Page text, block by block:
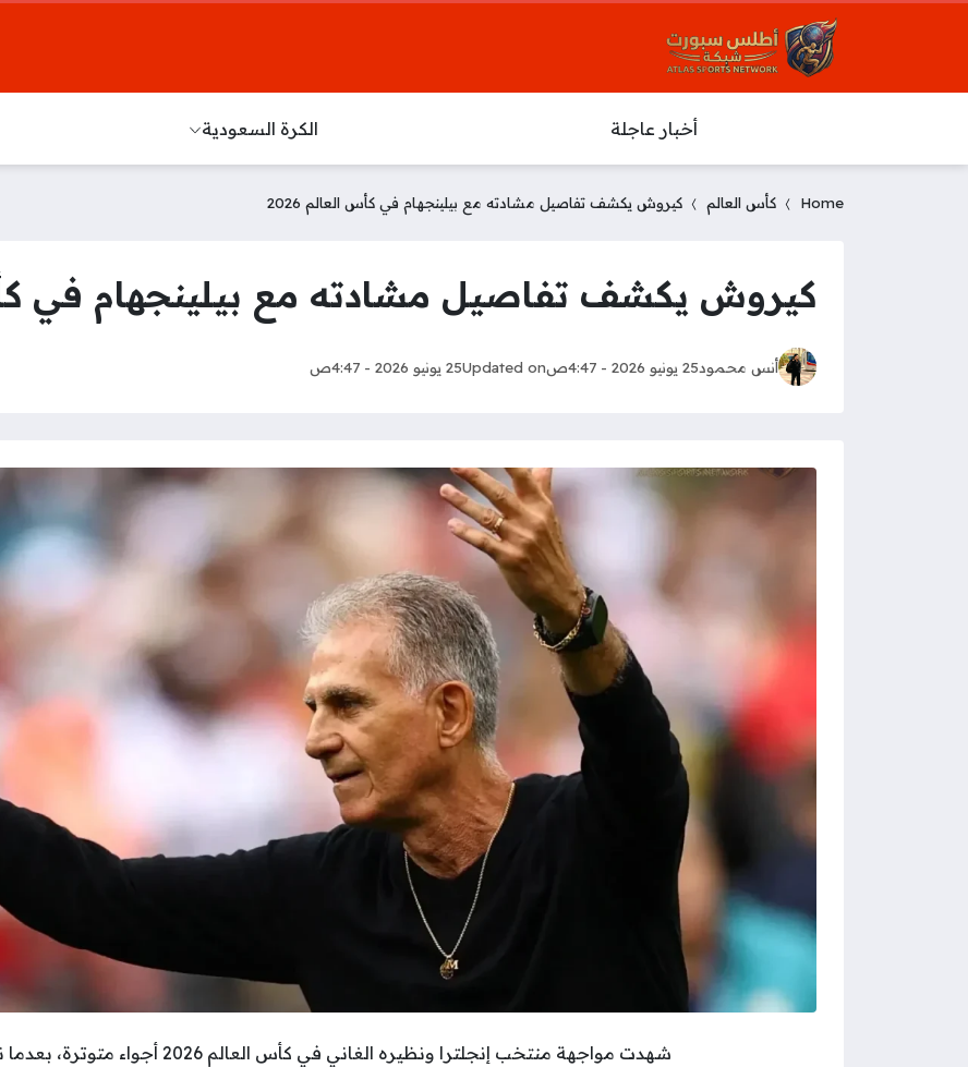
أخبار عاجلة الكرة السعودية
Home كأس العالم كيروش يكشف تفاصيل مشادته مع بيلينجهام في كأس العالم 2026
كيروش يكشف تفاصيل مشادته مع بيلينجهام في كأس
أنس محمود25 يونيو 2026 - 4:47ص Updated on25 يونيو 2026 - 4:47ص
شهدت مواجهة منتخب إنجلترا ونظيره الغاني في